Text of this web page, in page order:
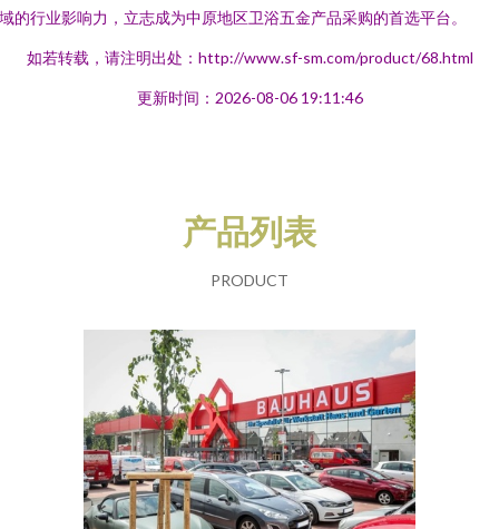
的行业影响力，立志成为中原地区卫浴五金产品采购的首选平台。
如若转载，请注明出处：http://www.sf-sm.com/product/68.html
更新时间：2026-08-06 19:11:46
产品列表
PRODUCT